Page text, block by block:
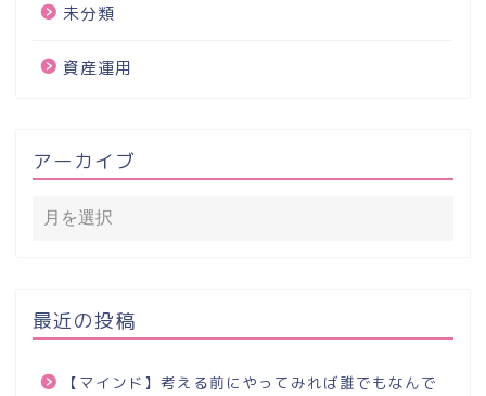
未分類
資産運用
アーカイブ
最近の投稿
【マインド】考える前にやってみれば誰でもなんで